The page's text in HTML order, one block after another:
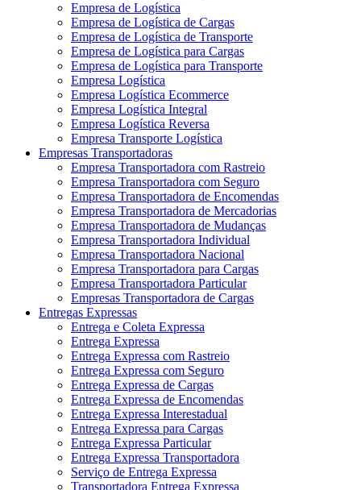
Empresa de Logística
Empresa de Logística de Cargas
Empresa de Logística de Transporte
Empresa de Logística para Cargas
Empresa de Logística para Transporte
Empresa Logística
Empresa Logística Ecommerce
Empresa Logística Integral
Empresa Logística Reversa
Empresa Transporte Logística
Empresas Transportadoras
Empresa Transportadora com Rastreio
Empresa Transportadora com Seguro
Empresa Transportadora de Encomendas
Empresa Transportadora de Mercadorias
Empresa Transportadora de Mudanças
Empresa Transportadora Individual
Empresa Transportadora Nacional
Empresa Transportadora para Cargas
Empresa Transportadora Particular
Empresas Transportadora de Cargas
Entregas Expressas
Entrega e Coleta Expressa
Entrega Expressa
Entrega Expressa com Rastreio
Entrega Expressa com Seguro
Entrega Expressa de Cargas
Entrega Expressa de Encomendas
Entrega Expressa Interestadual
Entrega Expressa para Cargas
Entrega Expressa Particular
Entrega Expressa Transportadora
Serviço de Entrega Expressa
Transportadora Entrega Expressa